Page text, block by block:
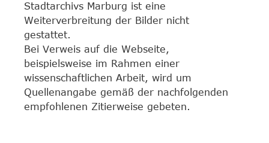
Stadtarchivs Marburg ist eine
Weiterverbreitung der Bilder nicht
gestattet.
Bei Verweis auf die Webseite,
beispielsweise im Rahmen einer
wissenschaftlichen Arbeit, wird um
Quellenangabe gemäß der nachfolgenden
empfohlenen Zitierweise gebeten.